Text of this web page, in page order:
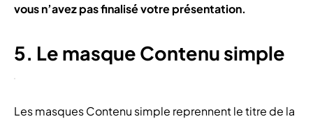
vous n’avez pas finalisé votre présentation.
5. Le masque Contenu simple
Les masques Contenu simple reprennent le titre de la